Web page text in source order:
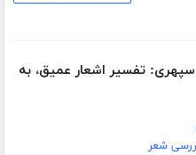
تفسیر اشعار عمیق، به
شعر